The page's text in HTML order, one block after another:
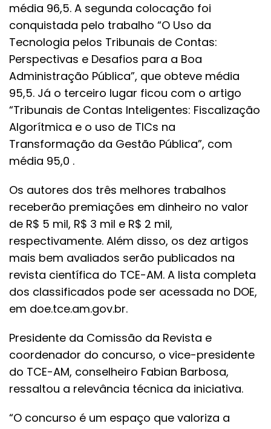
média 96,5. A segunda colocação foi
conquistada pelo trabalho “O Uso da
Tecnologia pelos Tribunais de Contas:
Perspectivas e Desafios para a Boa
Administração Pública”, que obteve média
95,5. Já o terceiro lugar ficou com o artigo
“Tribunais de Contas Inteligentes: Fiscalização
Algorítmica e o uso de TICs na
Transformação da Gestão Pública”, com
média 95,0 .
Os autores dos três melhores trabalhos
receberão premiações em dinheiro no valor
de R$ 5 mil, R$ 3 mil e R$ 2 mil,
respectivamente. Além disso, os dez artigos
mais bem avaliados serão publicados na
revista científica do TCE-AM. A lista completa
dos classificados pode ser acessada no DOE,
em doe.tce.am.gov.br.
Presidente da Comissão da Revista e
coordenador do concurso, o vice-presidente
do TCE-AM, conselheiro Fabian Barbosa,
ressaltou a relevância técnica da iniciativa.
“O concurso é um espaço que valoriza a